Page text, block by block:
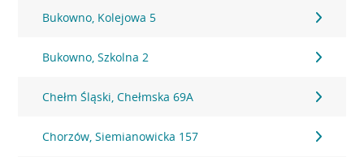
Bukowno, Kolejowa 5
Bukowno, Szkolna 2
Chełm Śląski, Chełmska 69A
Chorzów, Siemianowicka 157